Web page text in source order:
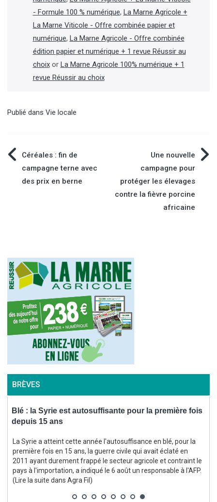
- Formule 100 % numérique, La Marne Agricole +
La Marne Viticole - Offre combinée papier et
numérique, La Marne Agricole - Offre combinée
édition papier et numérique + 1 revue Réussir au
choixor La Marne Agricole 100% numérique + 1
revue Réussir au choix
Publié dans Vie locale
Navigation
de
Céréales : fin de
campagne terne avec
des prix en berne
Une nouvelle
campagne pour
protéger les élevages
contre la fièvre porcine
africaine
BRÈVES
Blé : la Syrie est autosuffisante pour la première fois
depuis 15 ans
La Syrie a atteint cette année l'autosuffisance en blé, pour la
première fois en 15 ans, la guerre civile qui avait éclaté en
2011 ayant durement frappé le secteur agricole et contraint le
pays à l'importation, a indiqué le 6 août un responsable à l'AFP.
(Lire la suite dans Agra Fil)